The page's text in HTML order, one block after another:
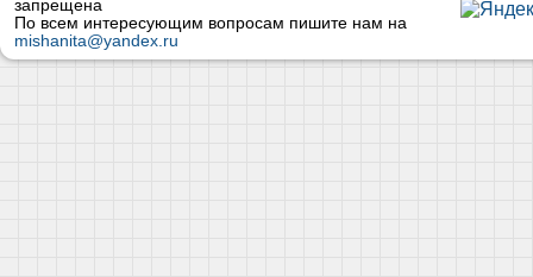
запрещена
По всем интересующим вопросам пишите нам на
mishanita@yandex.ru